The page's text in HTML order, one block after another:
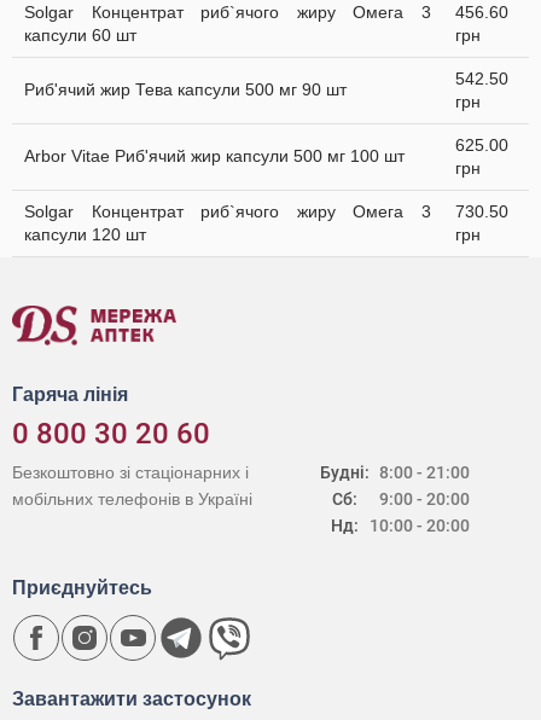
Solgar Концентрат риб`ячого жиру Омега 3
капсули 60 шт
456.60
грн
Риб'ячий жир Тева капсули 500 мг 90 шт
542.50
грн
Arbor Vitae Риб'ячий жир капсули 500 мг 100 шт
625.00
грн
Solgar Концентрат риб`ячого жиру Омега 3
капсули 120 шт
730.50
грн
Гаряча лінія
0 800 30 20 60
Будні:
Сб:
Нд:
8:00 - 21:00
9:00 - 20:00
10:00 - 20:00
Безкоштовно зі стаціонарних і
мобільних телефонів в Україні
Завантажити застосунок
Приєднуйтесь